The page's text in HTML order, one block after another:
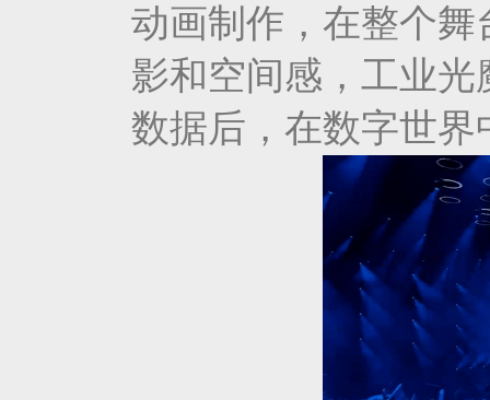
动画制作，在整个
影和空间感，工业
数据后，在数字世